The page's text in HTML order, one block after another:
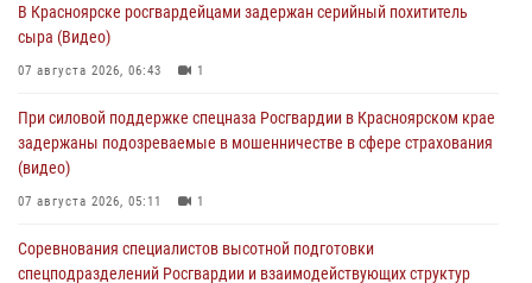
В Красноярске росгвардейцами задержан серийный похититель
сыра (Видео)
07 августа 2026, 06:43 1
При силовой поддержке спецназа Росгвардии в Красноярском крае
задержаны подозреваемые в мошенничестве в сфере страхования
(видео)
07 августа 2026, 05:11 1
Соревнования специалистов высотной подготовки
спецподразделений Росгвардии и взаимодействующих структур